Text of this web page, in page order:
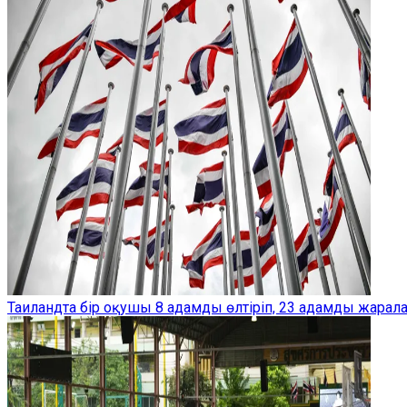
Таиландта бір оқушы 8 адамды өлтіріп, 23 адамды